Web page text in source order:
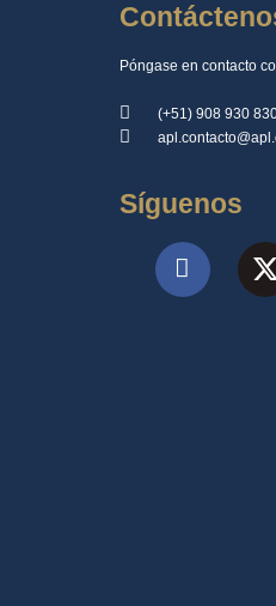
Póngase en contacto
(+51) 908 930
Síguenos